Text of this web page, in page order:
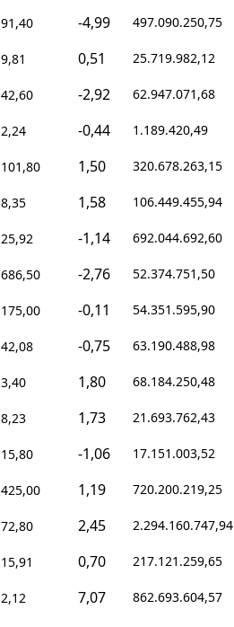
Kahramanmaraş
Mardin
Muğla
Muş
Nevşehir
Niğde
Ordu
Rize
Sakarya
Samsun
Siirt
Sinop
Sivas
Tekirdağ
Tokat
Trabzon
Tunceli
91,40 -4,99 497.090.250,75
9,81 0,51 25.719.982,12
42,60 -2,92 62.947.071,68
2,24 -0,44 1.189.420,49
101,80 1,50 320.678.263,15
8,35 1,58 106.449.455,94
25,92 -1,14 692.044.692,60
686,50 -2,76 52.374.751,50
175,00 -0,11 54.351.595,90
42,08 -0,75 63.190.488,98
3,40 1,80 68.184.250,48
8,23 1,73 21.693.762,43
15,80 -1,06 17.151.003,52
425,00 1,19 720.200.219,25
72,80 2,45 2.294.160.747,94
15,91 0,70 217.121.259,65
2,12 7,07 862.693.604,57